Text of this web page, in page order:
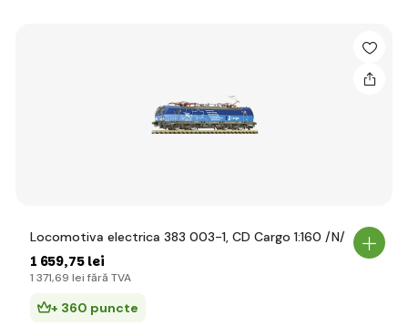
Locomotiva electrica 383 003-1, CD Cargo 1:160 /N/
1 659,75 lei
1 371,69 lei fără TVA
+ 360 puncte